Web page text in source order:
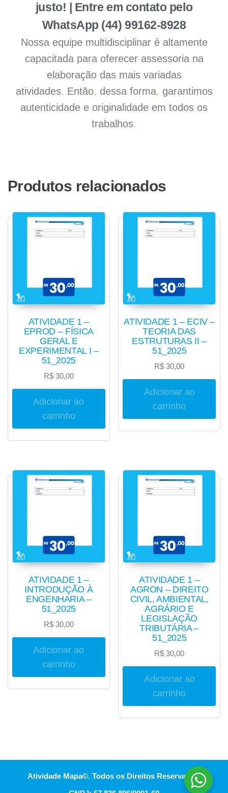
justo! | Entre em contato pelo
WhatsApp (44) 99162-8928
Nossa equipe multidisciplinar é altamente
capacitada para oferecer assessoria na
elaboração das mais variadas
atividades. Então, dessa forma, garantimos
autenticidade e originalidade em todos os
trabalhos.
Produtos relacionados
ATIVIDADE 1 –
EPROD – FÍSICA
GERAL E
EXPERIMENTAL I –
51_2025
R$30,00
Adicionar ao
carrinho
ATIVIDADE 1 – ECIV –
TEORIA DAS
ESTRUTURAS II –
51_2025
R$ 30,00
Adicionar ao
carrinho
ATIVIDADE 1 –
INTRODUÇÃO À
ENGENHARIA –
51_2025
R$30,00
Adicionar ao
carrinho
ATIVIDADE 1 –
AGRON – DIREITO
CIVIL, AMBIENTAL,
AGRÁRIO E
LEGISLAÇÃO
TRIBUTÁRIA –
51_2025
R$ 30,00
Adicionar ao
carrinho
Atividade Mapa©. Todos os Direitos Reservados.